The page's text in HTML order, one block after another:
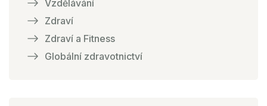
Vzdělávání
Zdraví
Zdraví a Fitness
Globální zdravotnictví